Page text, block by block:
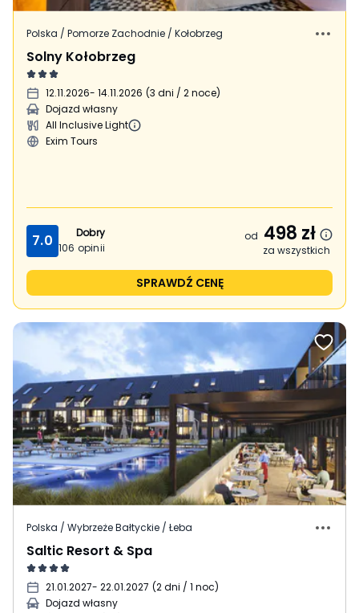
Polska / Pomorze Zachodnie / Kołobrzeg
Solny Kołobrzeg
12.11.2026- 14.11.2026 (3 dni / 2 noce)
Dojazd własny
All Inclusive Light
Exim Tours
7.0
Dobry
106 opinii
od 498 zł
za wszystkich
SPRAWDŹ CENĘ
Polska / Wybrzeże Bałtyckie / Łeba
Saltic Resort & Spa
21.01.2027- 22.01.2027 (2 dni / 1 noc)
Dojazd własny